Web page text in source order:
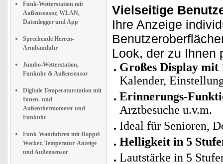
Funk-Wetterstation mit
Außensensor, WLAN,
Datenlogger und App
Sprechende Herren-
Armbanduhr
Jumbo-Wetterstation,
Funkuhr & Außensensor
Digitale Temperaturstation mit
Innen- und
Außenthermometer und
Funkuhr
Funk-Wanduhren mit Doppel-
Wecker, Temperatur-Anzeige
und Außensensor
Vielseitige
Ihre Anzeige
Look, der zu Ihnen
Großes Display
Kalender,
Erinnerungs-
Arztbesuche u.v.m.
Ideal für Senioren,
Helligkeit in 5
Lautstärke in 5